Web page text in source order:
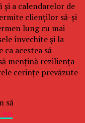
a calendarelor de
clienților să-și
lung cu mai
învechite și la
acestea să
mențină reziliența
cerințe prevăzute
să
en